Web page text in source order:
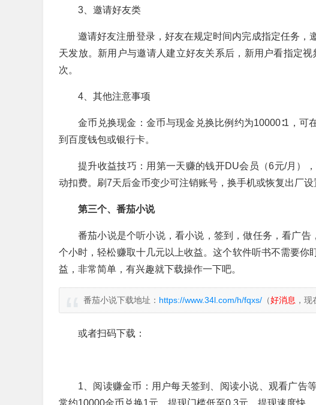
3、邀请好友类
邀请好友注册登录，好友在规定时间内完成指定任务
天发放。新用户与邀请人建立好友关系后，新用户看指定
次。
4、其他注意事项
金币兑换现金：金币与现金兑换比例约为10000∶1，可
到百度钱包或银行卡。
提升收益技巧：用第一天赚的钱开DU会员（6元/月）
动扣费。刷7天后金币变少可注销账号，换手机或恢复出厂
第三个、番茄小说
番茄小说是个听小说，看小说，签到，做任务，看广
个小时，轻松赚取十几元以上收益。这个软件听书不需要
益，非常简单，有兴趣就下载操作一下吧。
番茄小说下载地址： https://www.34l.com/h/fqxs/ （好消息 ，
或者扫码下载：
1、阅读赚金币：用户每天签到、阅读小说、观看广告
常约10000金币兑换1元，提现门槛低至0.3元，提现速度快。